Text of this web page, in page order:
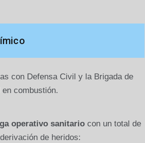
con Defensa Civil y la Brigada de
combustión.
operativo sanitariocon un total de
de heridos: